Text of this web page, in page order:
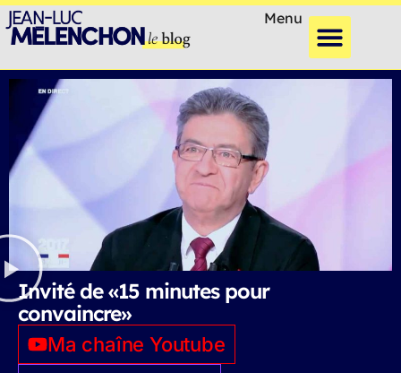
Menu
Invité de «15 minutes pour
convaincre»
Ma chaîne Youtube